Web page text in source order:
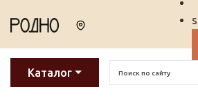
Каталог